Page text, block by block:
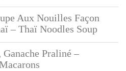
Aux Nouilles Façon
– Thaï Noodles Soup
Praliné –